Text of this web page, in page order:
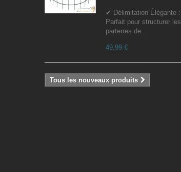
✔ Délimitation Élégante :
Parfait pour structurer les
parterres de...
49,99 €
Tous les nouveaux produits